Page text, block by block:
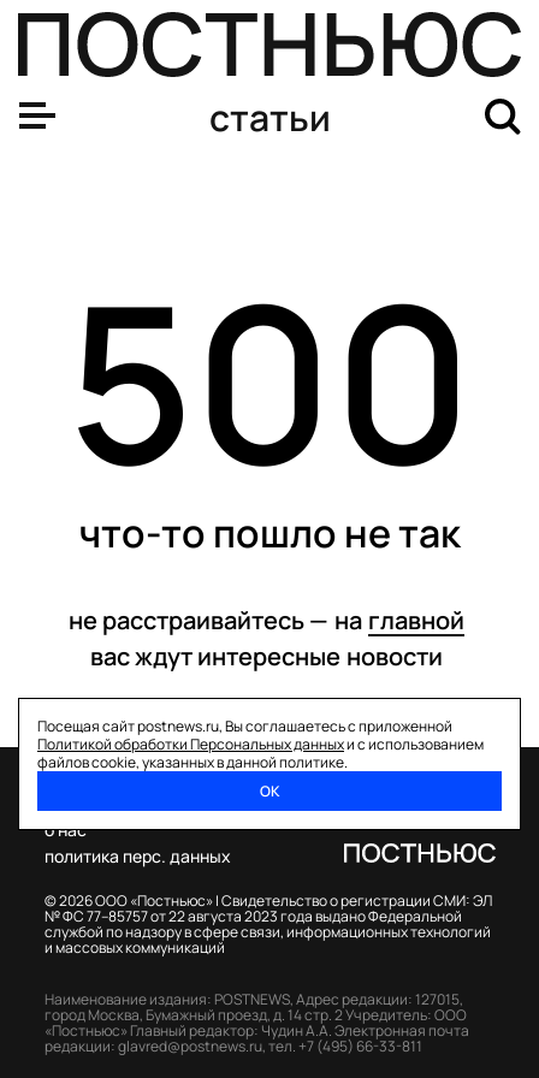
статьи
500
что-то пошло не так
не расстраивайтесь — на главной
вас ждут интересные новости
Посещая сайт postnews.ru, Вы соглашаетесь с приложенной
Политикой обработки Персональных данныхи с использованием
файлов cookie, указанных в данной политике.
ОК
© 2026 ООО «Постньюс» |Свидетельство о регистрации СМИ: ЭЛ
№ ФС 77–85757 от 22 августа 2023 года выдано Федеральной
службой по надзору в сфере связи, информационных технологий
и массовых коммуникаций
о нас
политика перс. данных
Наименование издания: POSTNEWS,Адрес редакции: 127015,
город Москва, Бумажный проезд, д. 14 стр. 2Учредитель: ООО
«Постньюс» Главный редактор: Чудин А.А.Электронная почта
редакции:glavred@postnews.ru,тел. +7 (495) 66-33-811
Почему ракета «Союз-2.1а» не полетела? Когда